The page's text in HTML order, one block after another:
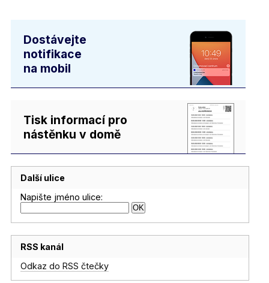
Dostávejte
notifikace
na mobil
Tisk informací pro
nástěnku v domě
Další ulice
Napište jméno ulice:
RSS kanál
Odkaz do RSS čtečky